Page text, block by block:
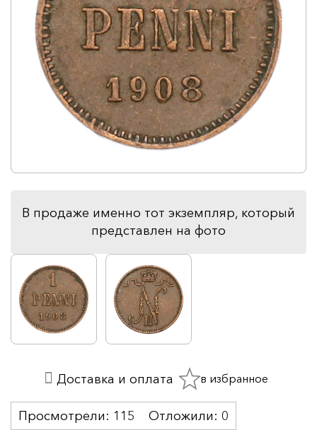
В продаже именно тот экземпляр, который
представлен на фото
Просмотрели: 115 Отложили: 0
Доставка и оплата в избранное